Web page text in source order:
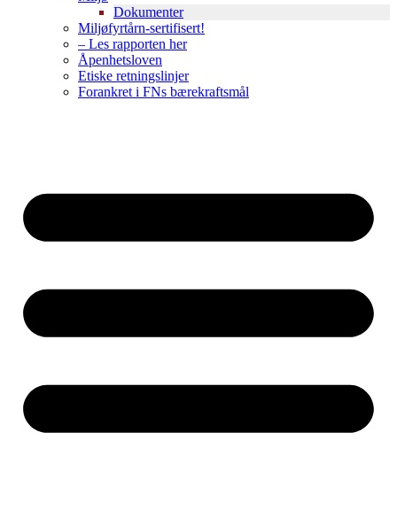
Dokumenter
Miljøfyrtårn-sertifisert!
– Les rapporten her
Åpenhetsloven
Etiske retningslinjer
Forankret i FNs bærekraftsmål